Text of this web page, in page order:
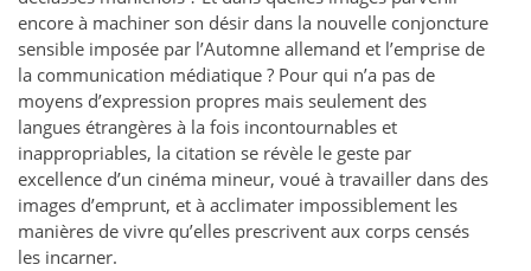
encore à machiner son désir dans la nouvelle conjoncture
sensible imposée par l’Automne allemand et l’emprise de
la communication médiatique ? Pour qui n’a pas de
moyens d’expression propres mais seulement des
langues étrangères à la fois incontournables et
inappropriables, la citation se révèle le geste par
excellence d’un cinéma mineur, voué à travailler dans des
images d’emprunt, et à acclimater impossiblement les
manières de vivre qu’elles prescrivent aux corps censés
les incarner.